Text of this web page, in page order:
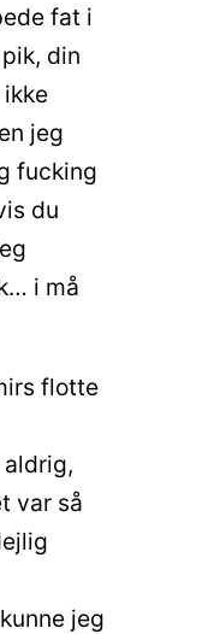
fat i
din
ikke
jeg
fucking
du
i må
flotte
var så
jeg